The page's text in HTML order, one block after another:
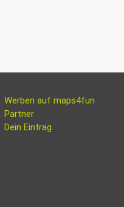
Werben auf maps4fun
Partner
Dein Eintrag